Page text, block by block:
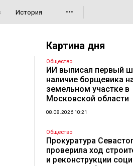
История •••
Картина дня
Общество
ИИ выписал первый
наличие борщевика
земельном участке в
Московской области
08.08.2026 10:21
Общество
Прокуратура
проверила ход
и реконструкции